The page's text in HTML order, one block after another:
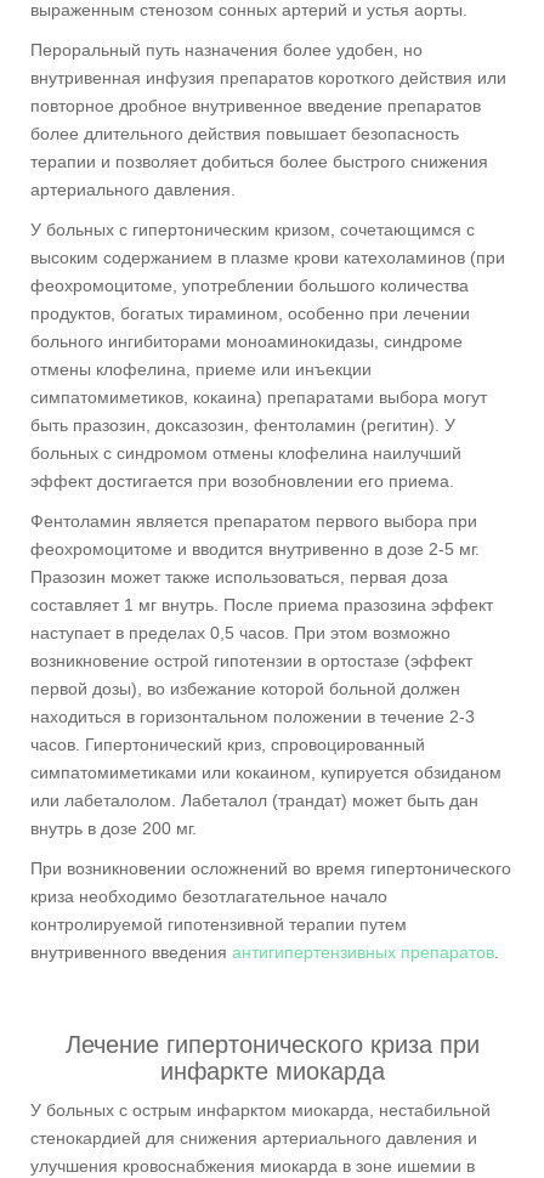
выраженным стенозом сонных артерий и устья аорты.
Пероральный путь назначения более удобен, но
внутривенная инфузия препаратов короткого действия или
повторное дробное внутривенное введение препаратов
более длительного действия повышает безопасность
терапии и позволяет добиться более быстрого снижения
артериального давления.
У больных с гипертоническим кризом, сочетающимся с
высоким содержанием в плазме крови катехоламинов (при
феохромоцитоме, употреблении большого количества
продуктов, богатых тирамином, особенно при лечении
больного ингибиторами моноаминокидазы, синдроме
отмены клофелина, приеме или инъекции
симпатомиметиков, кокаина) препаратами выбора могут
быть празозин, доксазозин, фентоламин (регитин). У
больных с синдромом отмены клофелина наилучший
эффект достигается при возобновлении его приема.
Фентоламин является препаратом первого выбора при
феохромоцитоме и вводится внутривенно в дозе 2-5 мг.
Празозин может также использоваться, первая доза
составляет 1 мг внутрь. После приема празозина эффект
наступает в пределах 0,5 часов. При этом возможно
возникновение острой гипотензии в ортостазе (эффект
первой дозы), во избежание которой больной должен
находиться в горизонтальном положении в течение 2-3
часов. Гипертонический криз, спровоцированный
симпатомиметиками или кокаином, купируется обзиданом
или лабеталолом. Лабеталол (трандат) может быть дан
внутрь в дозе 200 мг.
При возникновении осложнений во время гипертонического
криза необходимо безотлагательное начало
контролируемой гипотензивной терапии путем
внутривенного введения антигипертензивных препаратов.
Лечение гипертонического криза при
инфаркте миокарда
У больных с острым инфарктом миокарда, нестабильной
стенокардией для снижения артериального давления и
улучшения кровоснабжения миокарда в зоне ишемии в